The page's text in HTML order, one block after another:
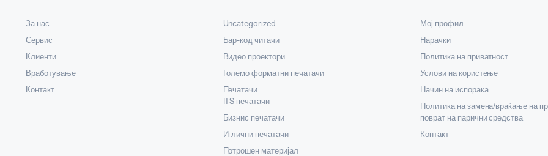
За нас
Сервис
Клиенти
Вработување
Контакт
Uncategorized
Бар-код читачи
Видео проектори
Големо форматни печатачи
Печатачи
ITS печатачи
Бизнис печатачи
Иглични печатачи
Потрошен материјал
Мој профил
Нарачки
Политика на приватност
Услови на користење
Начин на испорака
Политика на замена/враќање на
поврат на парични средства
Контакт